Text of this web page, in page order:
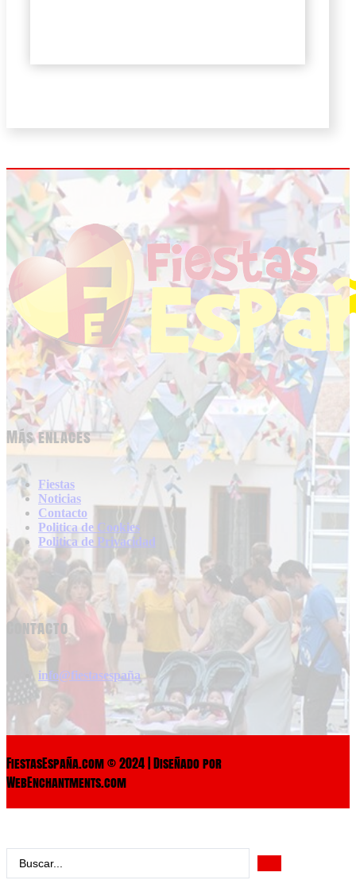
Más enlaces
Fiestas
Noticias
Contacto
Politica de Cookies
Politica de Privacidad
Contacto
info@fiestasespaña
FiestasEspaña.com © 2024 | Diseñado por
WebEnchantments.com